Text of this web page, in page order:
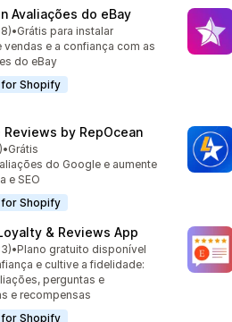
Avaliações do eBay
ao todo
•Grátis para instalar
vendas e a confiança com as
do eBay
Shopify
Reviews by RepOcean
ao todo
•Grátis
do Google e aumente
e SEO
Shopify
& Reviews App
ao todo
•Plano gratuito disponível
e cultive a fidelidade:
perguntas e
e recompensas
Shopify